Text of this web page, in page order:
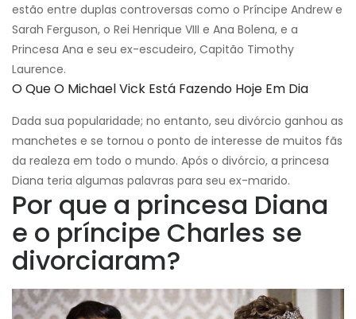
estão entre duplas controversas como o Príncipe Andrew e
Sarah Ferguson, o Rei Henrique VIII e Ana Bolena, e a
Princesa Ana e seu ex-escudeiro, Capitão Timothy
Laurence.
O Que O Michael Vick Está Fazendo Hoje Em Dia
Dada sua popularidade; no entanto, seu divórcio ganhou as
manchetes e se tornou o ponto de interesse de muitos fãs
da realeza em todo o mundo. Após o divórcio, a princesa
Diana teria algumas palavras para seu ex-marido.
Por que a princesa Diana
e o príncipe Charles se
divorciaram?